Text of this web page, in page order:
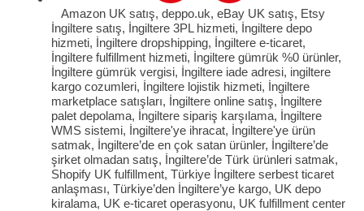
Amazon UK satış, deppo.uk, eBay UK satış, Etsy
İngiltere satış, İngiltere 3PL hizmeti, İngiltere depo
hizmeti, İngiltere dropshipping, İngiltere e-ticaret,
İngiltere fulfillment hizmeti, İngiltere gümrük %0 ürünler,
İngiltere gümrük vergisi, İngiltere iade adresi, ingiltere
kargo cozumleri, İngiltere lojistik hizmeti, İngiltere
marketplace satışları, İngiltere online satış, İngiltere
palet depolama, İngiltere sipariş karşılama, İngiltere
WMS sistemi, İngiltere'ye ihracat, İngiltere'ye ürün
satmak, İngiltere’de en çok satan ürünler, İngiltere’de
şirket olmadan satış, İngiltere’de Türk ürünleri satmak,
Shopify UK fulfillment, Türkiye İngiltere serbest ticaret
anlaşması, Türkiye’den İngiltere’ye kargo, UK depo
kiralama, UK e-ticaret operasyonu, UK fulfillment center